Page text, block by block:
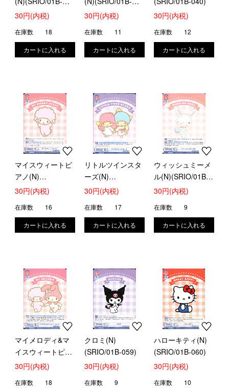
038)
30円(内税)
在庫数 18
039)
30円(内税)
在庫数 11
30円(内税)
在庫数 12
マイスウィートピ
アノ(N)
(SRIO/01B-055)
30円(内税)
在庫数 16
リトルツインスタ
ーズ(N)
(SRIO/01B-056)
30円(内税)
在庫数 17
ウィッシュミーメ
ル(N)(SRIO/01B-
057)
30円(内税)
在庫数 9
マイメロディ&マ
イスウィートピア
ノ(N)(SRIO/01B-
30円(内税)
在庫数 18
クロミ(N)
(SRIO/01B-059)
30円(内税)
在庫数 9
ハローキティ(N)
(SRIO/01B-060)
30円(内税)
在庫数 10